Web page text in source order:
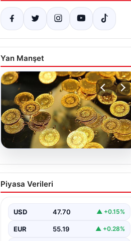
Yan Manşet
Altın fiyatları canlı 7 Nisan
2026: Altın fiyatları bugün
Piyasa Verileri
USD 47.70 ▲ +0.15%
EUR 55.19 ▲ +0.28%